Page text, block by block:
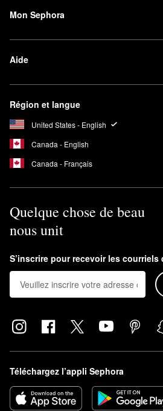
Mon Sephora
Aide
Région et langue
United States - English
Canada - English
Canada - Français
Quelque chose de beau
nous unit
S’inscrire pour recevoir les courriels
Téléchargez l’appli Sephora